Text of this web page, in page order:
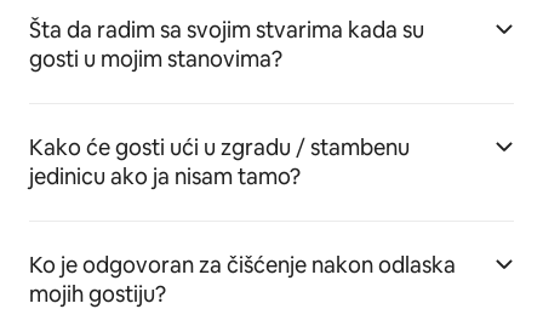
Šta da radim sa svojim stvarima kada su
gosti u mojim stanovima?
Kako će gosti ući u zgradu / stambenu
jedinicu ako ja nisam tamo?
Ko je odgovoran za čišćenje nakon odlaska
mojih gostiju?